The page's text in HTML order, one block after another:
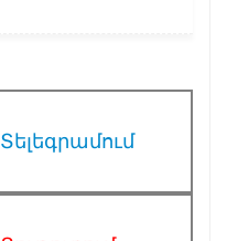
Տելեգրամում